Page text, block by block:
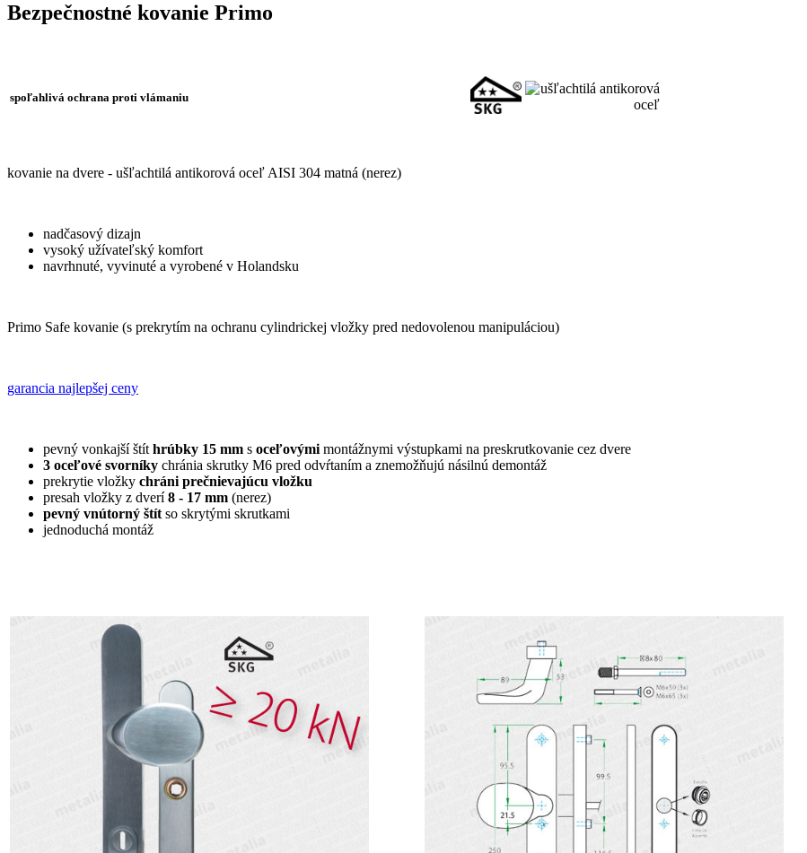
Bezpečnostné kovanie Primo
spoľahlivá ochrana proti vlámaniu
kovanie na dvere - ušľachtilá antikorová oceľ AISI 304 matná (nerez)
nadčasový dizajn
vysoký užívateľský komfort
navrhnuté, vyvinuté a vyrobené v Holandsku
Primo Safe kovanie (s prekrytím na ochranu cylindrickej vložky pred nedovolenou manipuláciou)
garancia najlepšej ceny
pevný vonkajší štít hrúbky 15 mm s oceľovými montážnymi výstupkami na preskrutkovanie cez dvere
3 oceľové svorníky chránia skrutky M6 pred odvŕtaním a znemožňujú násilnú demontáž
prekrytie vložky chráni prečnievajúcu vložku
presah vložky z dverí8 - 17 mm (nerez)
pevný vnútorný štít so skrytými skrutkami
jednoduchá montáž